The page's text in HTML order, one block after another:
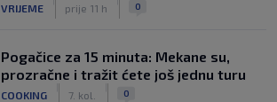
VRIJEME prije 11 h 0
Pogačice za 15 minuta: Mekane su,
prozračne i tražit ćete još jednu turu
COOKING 7. kol. 0